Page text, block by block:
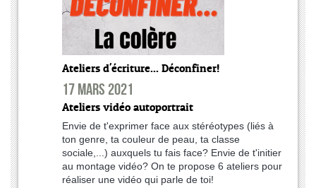
Ateliers d'écriture... Déconfiner!
17 mars 2021
Ateliers vidéo autoportrait
Envie de t'exprimer face aux stéréotypes (liés à
ton genre, ta couleur de peau, ta classe
sociale,...) auxquels tu fais face? Envie de t'initier
au montage vidéo? On te propose 6 ateliers pour
réaliser une vidéo qui parle de toi!